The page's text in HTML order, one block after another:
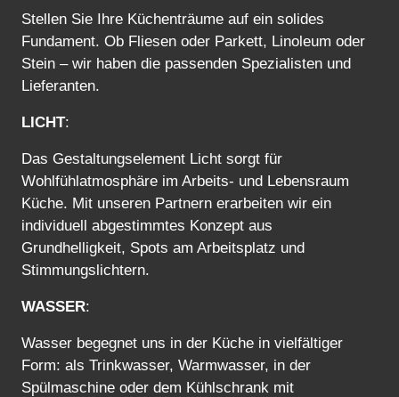
Stellen Sie Ihre Küchenträume auf ein solides
Fundament. Ob Fliesen oder Parkett, Linoleum oder
Stein – wir haben die passenden Spezialisten und
Lieferanten.
LICHT:
Das Gestaltungselement Licht sorgt für
Wohlfühlatmosphäre im Arbeits- und Lebensraum
Küche. Mit unseren Partnern erarbeiten wir ein
individuell abgestimmtes Konzept aus
Grundhelligkeit, Spots am Arbeitsplatz und
Stimmungslichtern.
WASSER:
Wasser begegnet uns in der Küche in vielfältiger
Form: als Trinkwasser, Warmwasser, in der
Spülmaschine oder dem Kühlschrank mit